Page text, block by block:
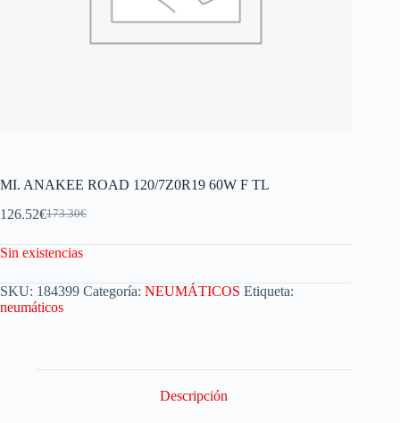
MI. ANAKEE ROAD 120/7Z0R19 60W F TL
173.30€
126.52€
Sin existencias
SKU: 184399 Categoría: NEUMÁTICOS Etiqueta:
neumáticos
Descripción